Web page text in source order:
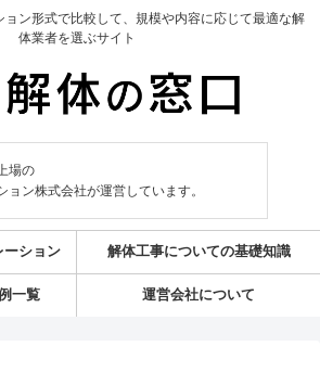
ン形式で比較して、規模や内容に応じて最適な解
体業者を選ぶサイト
場の
ョン株式会社が運営しています。
ーション 解体工事についての基礎知識
一覧 運営会社について